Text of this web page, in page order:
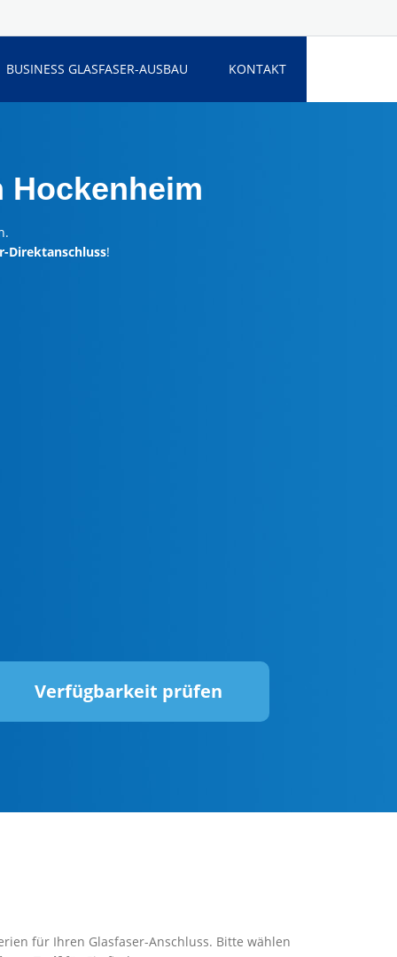
BUSINESS GLASFASER-AUSBAU KONTAKT
Hockenheim
Direktanschluss!
Verfügbarkeit prüfen
für Ihren Glasfaser-Anschluss. Bitte wählen